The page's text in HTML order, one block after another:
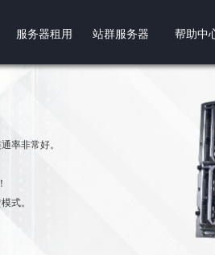
服务器租用 站群服务器 帮助中
率非常好。
式。